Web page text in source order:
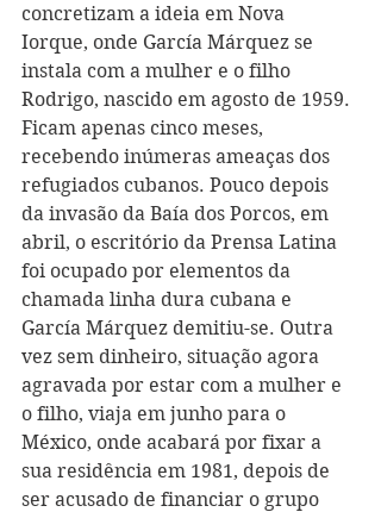
concretizam a ideia em Nova
Iorque, onde García Márquez se
instala com a mulher e o filho
Rodrigo, nascido em agosto de 1959.
Ficam apenas cinco meses,
recebendo inúmeras ameaças dos
refugiados cubanos. Pouco depois
da invasão da Baía dos Porcos, em
abril, o escritório da Prensa Latina
foi ocupado por elementos da
chamada linha dura cubana e
García Márquez demitiu-se. Outra
vez sem dinheiro, situação agora
agravada por estar com a mulher e
o filho, viaja em junho para o
México, onde acabará por fixar a
sua residência em 1981, depois de
ser acusado de financiar o grupo